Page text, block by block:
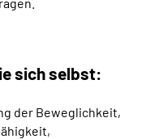
sich selbst:
der Beweglichkeit,